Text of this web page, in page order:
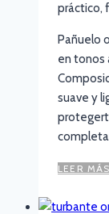
práctico,
Pañuelo
en tonos
suave y
LEER MÁS